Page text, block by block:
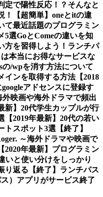
定で陽性反応！？そんなと
！
【超簡単】oneとitの違
て最近話題のプログラミン
5選GoとComeの違いを知
方を習得しよう！ ランチパ
本当にお得なサービスな
の/wpを消す方法について
インを取得する方法【2018
アドセンスに登録す
外映画や海外ドラマで頻出
新】20代学生カップルが行
【2019年最新】20代の若い
トスポット3選 【終了】
～海外ドラマや映画で
【2020年最新】プログラミン
いと使い分けをしっかり
り返る 【終了】ランチパス
）アプリがサービス終了